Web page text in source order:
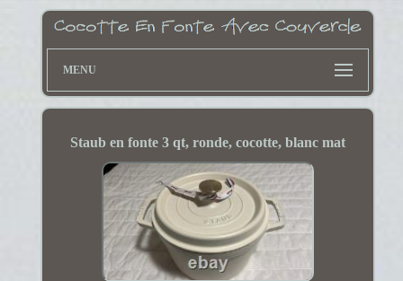
MENU
Staub en fonte 3 qt, ronde, cocotte, blanc mat